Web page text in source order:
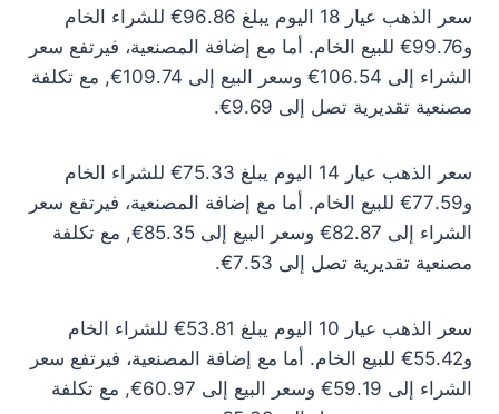
سعر الذهب عيار 18 اليوم يبلغ 96.86€ للشراء الخام
و99.76€ للبيع الخام. أما مع إضافة المصنعية، فيرتفع سعر
الشراء إلى 106.54€ وسعر البيع إلى 109.74€, مع تكلفة
مصنعية تقديرية تصل إلى 9.69€.
سعر الذهب عيار 14 اليوم يبلغ 75.33€ للشراء الخام
و77.59€ للبيع الخام. أما مع إضافة المصنعية، فيرتفع سعر
الشراء إلى 82.87€ وسعر البيع إلى 85.35€, مع تكلفة
مصنعية تقديرية تصل إلى 7.53€.
سعر الذهب عيار 10 اليوم يبلغ 53.81€ للشراء الخام
و55.42€ للبيع الخام. أما مع إضافة المصنعية، فيرتفع سعر
الشراء إلى 59.19€ وسعر البيع إلى 60.97€, مع تكلفة